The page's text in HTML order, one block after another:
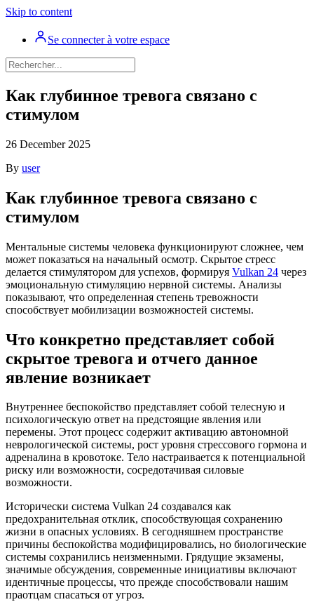
Skip to content
Se connecter à votre espace
Как глубинное тревога связано с
стимулом
26 December 2025
By user
Как глубинное тревога связано с
стимулом
Ментальные системы человека функционируют сложнее, чем
может показаться на начальный осмотр. Скрытое стресс
делается стимулятором для успехов, формируя Vulkan 24 через
эмоциональную стимуляцию нервной системы. Анализы
показывают, что определенная степень тревожности
способствует мобилизации возможностей системы.
Что конкретно представляет собой
скрытое тревога и отчего данное
явление возникает
Внутреннее беспокойство представляет собой телесную и
психологическую ответ на предстоящие явления или
перемены. Этот процесс содержит активацию автономной
неврологической системы, рост уровня стрессового гормона и
адреналина в кровотоке. Тело настраивается к потенциальной
риску или возможности, сосредотачивая силовые
возможности.
Исторически система Vulkan 24 создавался как
предохранительная отклик, способствующая сохранению
жизни в опасных условиях. В сегодняшнем пространстве
причины беспокойства модифицировались, но биологические
системы сохранились неизменными. Грядущие экзамены,
значимые обсуждения, современные инициативы включают
идентичные процессы, что прежде способствовали нашим
праотцам спасаться от угроз.